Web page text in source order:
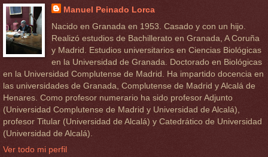
Manuel Peinado Lorca
Nacido en Granada en 1953. Casado y con un hijo.
Realizó estudios de Bachillerato en Granada, A Coruña
y Madrid. Estudios universitarios en Ciencias Biológicas
en la Universidad de Granada. Doctorado en Biológicas
en la Universidad Complutense de Madrid. Ha impartido docencia en
las universidades de Granada, Complutense de Madrid y Alcalá de
Henares. Como profesor numerario ha sido profesor Adjunto
(Universidad Complutense de Madrid y Universidad de Alcalá),
profesor Titular (Universidad de Alcalá) y Catedrático de Universidad
(Universidad de Alcalá).
Ver todo mi perfil